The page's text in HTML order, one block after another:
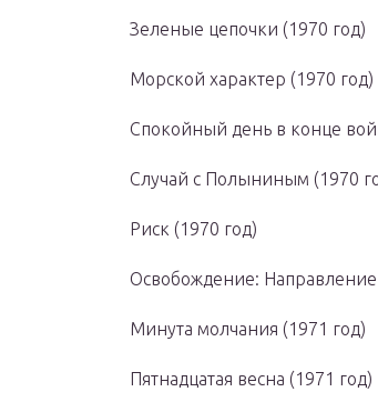
Зеленые цепочки (1970 год)
Морской характер (1970 год)
Спокойный день в конце
Случай с Полыниным (1970
Риск (1970 год)
Освобождение: Направление
Минута молчания (1971 год)
Пятнадцатая весна (1971 год)